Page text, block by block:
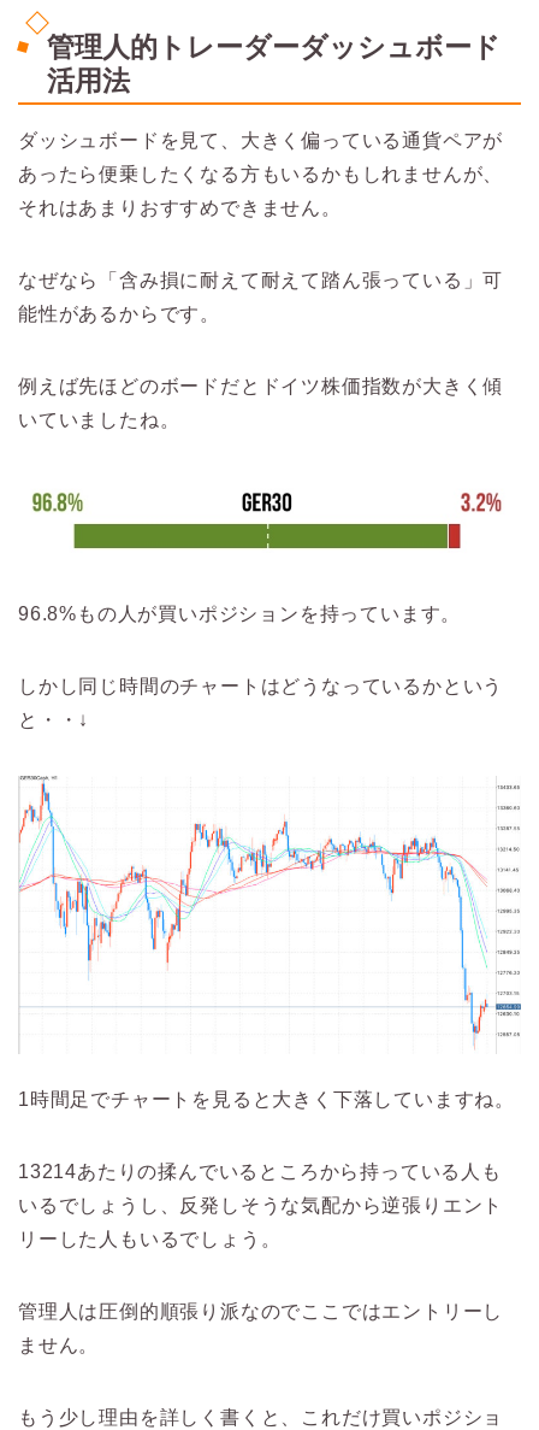
管理人的トレーダーダッシュボード
活用法
ダッシュボードを見て、大きく偏っている通貨ペアが
あったら便乗したくなる方もいるかもしれませんが、
それはあまりおすすめできません。
なぜなら「含み損に耐えて耐えて踏ん張っている」可
能性があるからです。
例えば先ほどのボードだとドイツ株価指数が大きく傾
いていましたね。
96.8%もの人が買いポジションを持っています。
しかし同じ時間のチャートはどうなっているかという
と・・↓
1時間足でチャートを見ると大きく下落していますね。
13214あたりの揉んでいるところから持っている人も
いるでしょうし、反発しそうな気配から逆張りエント
リーした人もいるでしょう。
管理人は圧倒的順張り派なのでここではエントリーし
ません。
もう少し理由を詳しく書くと、これだけ買いポジショ